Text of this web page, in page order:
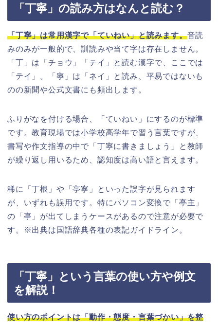
「丁寧」の読み方はなんと読む？
「丁寧」は常用漢字で「ていねい」と読みます。音読
みのみが一般的で、訓読みや当て字は存在しません。
「丁」は「チョウ」「テイ」と読む漢字で、ここでは
「テイ」。「寧」は「ネイ」と読み、平易ではないも
のの新聞や公式文書にも頻出します。
ふりがなを付ける場合、「ていねい」にするのが標準
です。教育現場では小学校高学年で習う言葉ですが、
書写や作文指導の中で「丁寧に書きましょう」と教師
が繰り返し用いるため、認知度は高い語と言えます。
稀に「丁根」や「亭寧」といった誤字が見られます
が、いずれも誤用です。特にパソコン変換で「亭主」
の「亭」が出てしまうケースがあるので注意が必要で
す。※出典は国語辞典各種の表記ガイドライン。
「丁寧」という言葉の使い方や例文
を解説！
使い方のポイントは「動作・態度・言葉づかい」を整